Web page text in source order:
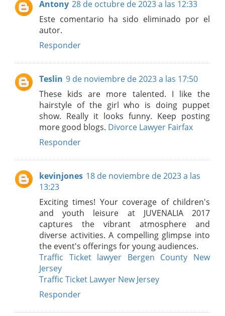
Antony 28 de octubre de 2023 a las 12:33
Este comentario ha sido eliminado por el
autor.
Responder
Teslin 9 de noviembre de 2023 a las 17:50
These kids are more talented. I like the
hairstyle of the girl who is doing puppet
show. Really it looks funny. Keep posting
more good blogs. Divorce Lawyer Fairfax
Responder
kevinjones 18 de noviembre de 2023 a las
13:23
Exciting times! Your coverage of children's
and youth leisure at JUVENALIA 2017
captures the vibrant atmosphere and
diverse activities. A compelling glimpse into
the event's offerings for young audiences.
Traffic Ticket lawyer Bergen County New
Jersey
Traffic Ticket Lawyer New Jersey
Responder